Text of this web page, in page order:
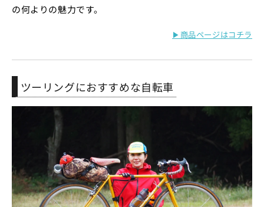
の何よりの魅力です。
▶商品ページはコチラ
ツーリングにおすすめな自転車